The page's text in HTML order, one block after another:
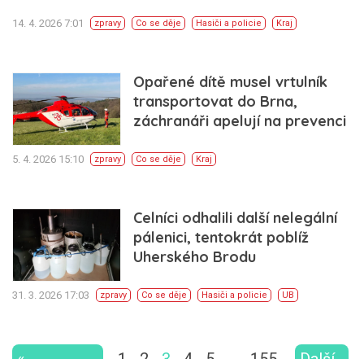
14. 4. 2026 7:01 zpravy Co se děje Hasiči a policie Kraj
Opařené dítě musel vrtulník
transportovat do Brna,
záchranáři apelují na prevenci
5. 4. 2026 15:10 zpravy Co se děje Kraj
Celníci odhalili další nelegální
pálenici, tentokrát poblíž
Uherského Brodu
31. 3. 2026 17:03 zpravy Co se děje Hasiči a policie UB